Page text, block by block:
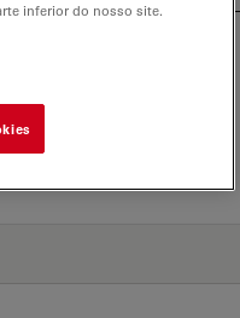
inferior do nosso site.